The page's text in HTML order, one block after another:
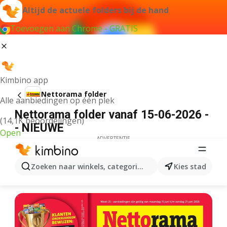
Altijd de actuele folders bij de hand
Toevoegen aan Chrome - GRATIS
Kimbino app
Alle aanbiedingen op één plek
(14,1K beoordelingen)
Open
Zoeken naar winkels, categorieën, producten...
Kies stad
Nettorama folder
Nettorama folder vanaf 15-06-2026 -
- NIEUWE
ADVERTENTIE